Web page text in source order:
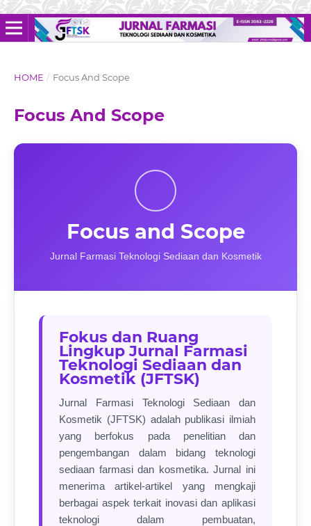
HOME / Focus And Scope
Focus And Scope
Focus and Scope
Jurnal Farmasi Teknologi Sediaan dan Kosmetik
Fokus dan Ruang
Lingkup Jurnal Farmasi
Teknologi Sediaan dan
Kosmetik (JFTSK)
Jurnal Farmasi Teknologi Sediaan dan
Kosmetik (JFTSK) adalah publikasi ilmiah
yang berfokus pada penelitian dan
pengembangan dalam bidang teknologi
sediaan farmasi dan kosmetika. Jurnal ini
menerima artikel-artikel yang mengkaji
berbagai aspek terkait inovasi dan aplikasi
teknologi dalam pembuatan,